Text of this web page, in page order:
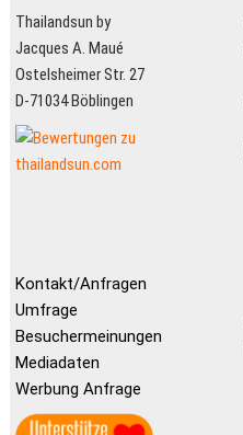
Thailandsun by
Jacques A. Maué
Ostelsheimer Str. 27
D-71034 Böblingen
Kontakt/Anfragen
Umfrage
Besuchermeinungen
Mediadaten
Werbung Anfrage